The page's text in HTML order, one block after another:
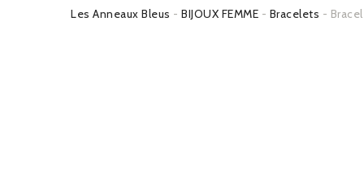
Les Anneaux Bleus BIJOUX FEMME Bracelets